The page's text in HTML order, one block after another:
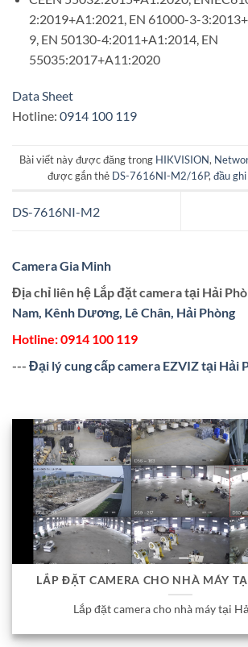
2:2019+A1:2021, EN 61000-3-
9, EN 50130-4:2011+A1:2014, EN
55035:2017+A11:2020
Data Sheet
Hotline: 0914 100 119
Bài viết này được đăng trong HIKVISION,
được gắn thẻ DS-7616NI-M2/16P, đầu
DS-7616NI-M2
Camera Gia Minh
Địa chỉ liên hệ Lắp đặt camera tại Hải
Nam, Kênh Dương, Lê Chân, Hải Phòng
Hotline:0914 100 119
--- Đại lý cung cấp camera EZVIZ tại Hải
LẮP ĐẶT CAMERA CHO NHÀ MÁY
Lắp đặt camera cho nhà máy tại